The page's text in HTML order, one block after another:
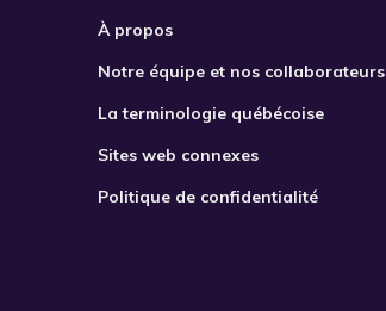
À propos
Notre équipe et nos collaborateurs
La terminologie québécoise
Sites web connexes
Politique de confidentialité